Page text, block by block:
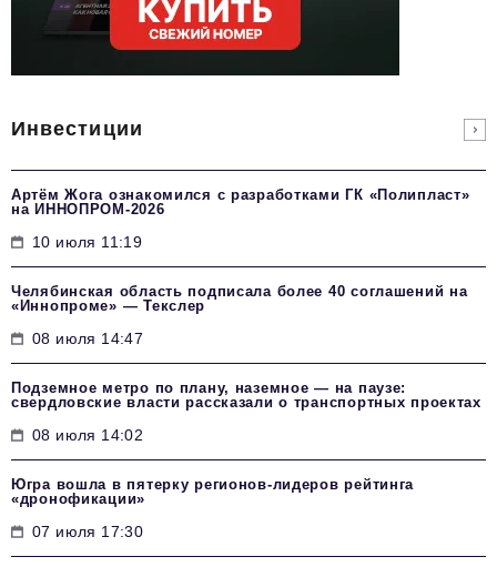
Инвестиции
Артём Жога ознакомился с разработками ГК «Полипласт»
на ИННОПРОМ-2026
10 июля 11:19
Челябинская область подписала более 40 соглашений на
«Иннопроме» — Текслер
08 июля 14:47
Подземное метро по плану, наземное — на паузе:
свердловские власти рассказали о транспортных проектах
08 июля 14:02
Югра вошла в пятерку регионов-лидеров рейтинга
«дронофикации»
07 июля 17:30